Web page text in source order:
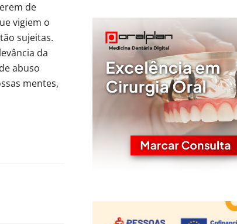
de
vigiem o
sujeitas.
da
abuso
mentes,